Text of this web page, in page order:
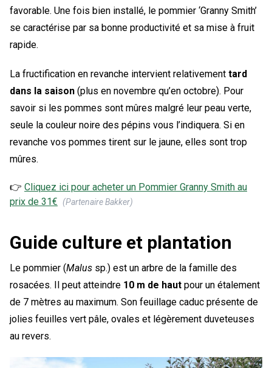
favorable. Une fois bien installé, le pommier ‘Granny Smith’
se caractérise par sa bonne productivité et sa mise à fruit
rapide.
La fructification en revanche intervient relativement tard
dans la saison (plus en novembre qu’en octobre). Pour
savoir si les pommes sont mûres malgré leur peau verte,
seule la couleur noire des pépins vous l’indiquera. Si en
revanche vos pommes tirent sur le jaune, elles sont trop
mûres.
👉 Cliquez ici pour acheter un Pommier Granny Smith au
prix de 31€ (Partenaire Bakker)
Guide culture et plantation
Le pommier (Malus sp.) est un arbre de la famille des
rosacées. Il peut atteindre 10 m de haut pour un étalement
de 7 mètres au maximum. Son feuillage caduc présente de
jolies feuilles vert pâle, ovales et légèrement duveteuses
au revers.